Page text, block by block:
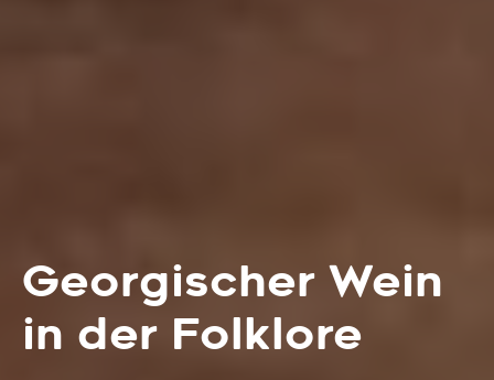
Georgischer Wein
in der Folklore